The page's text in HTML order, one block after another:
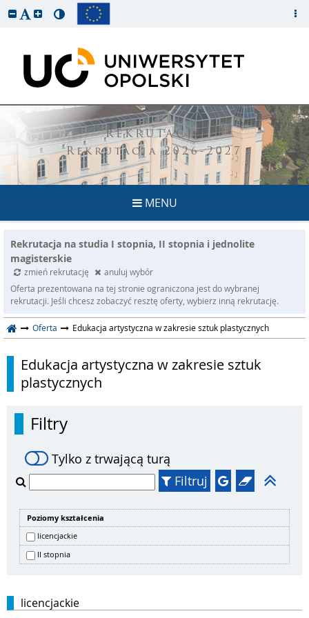
REKRUTACJA
Rekrutacja 2026-2027
MENU
Rekrutacja na studia I stopnia, II stopnia i jednolite
magisterskie
zmień rekrutację
anuluj wybór
Oferta prezentowana na tej stronie ograniczona jest do wybranej
rekrutacji. Jeśli chcesz zobaczyć resztę oferty, wybierz inną rekrutację.
Oferta Edukacja artystyczna w zakresie sztuk plastycznych
Edukacja artystyczna w zakresie sztuk
plastycznych
Filtry
Tylko z trwającą turą
Filtruj
Poziomy kształcenia
licencjackie
II stopnia
licencjackie